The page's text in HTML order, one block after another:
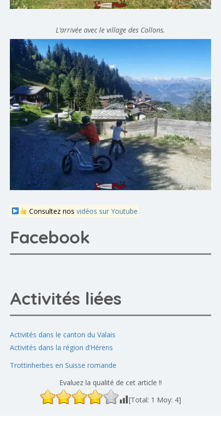
L’arrivée avec le village des Collons.
Consultez nos vidéos sur Youtube
Facebook
Activités liées
Activités dans le canton du Valais
Activités dans la région d’Hérens
Trottinherbes en Suisse romande
Evaluez la qualité de cet article !!
[Total: 1 Moy: 4]